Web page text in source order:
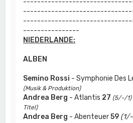
----------------
NIEDERLANDE:
ALBEN
Semino Rossi - Symphonie Des
(Musik & Produktion)
Andrea Berg - Atlantis 27 (5/-/1)
Titel)
Andrea Berg - Abenteuer59